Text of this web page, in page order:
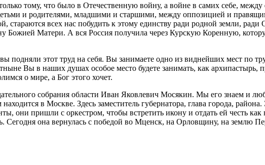
тому, что было в Отечественную войну, а войне в самих себе,
и родителями, младшими и старшими, между оппозицией и
стараются всех нас побудить к этому единству ради родной земли,
Божией Матери. А вся Россия получила через Курскую Коренную,
подняли этот труд на себя. Вы занимаете одно из виднейших мест по
Вы в наших душах особое место будете занимать, как
о мире, а Бог этого хочет.
собрания области Иван Яковлевич Мосякин. Мы его знаем и
в Москве. Здесь заместитель губернатора, глава города,
они пришли с оркестром, чтобы встретить икону и отдать ей честь
Сегодня она вернулась с победой во Мценск, на Орловщину, на землю